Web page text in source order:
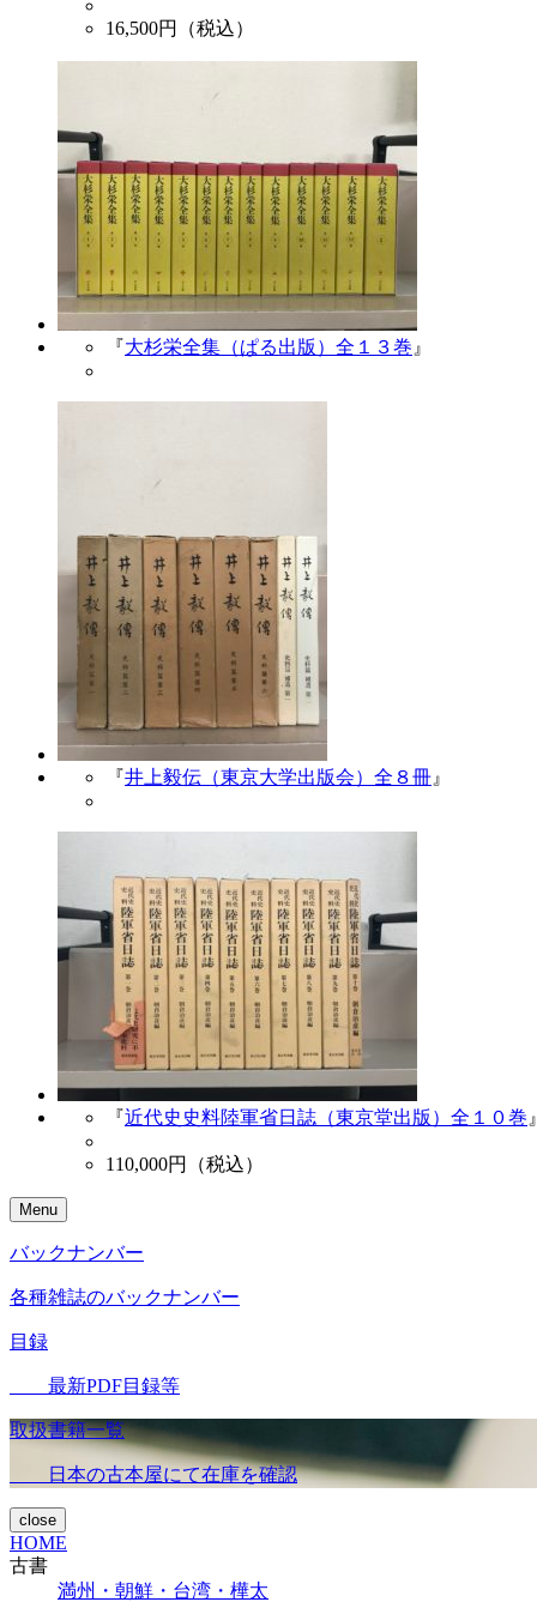
16,500円（税込）
『大杉栄全集（ぱる出版）全１３巻 』
『井上毅伝（東京大学出版会）全８冊 』
『近代史史料陸軍省日誌（東京堂出版）全１０巻
110,000円（税込）
Menu
バックナンバー
各種雑誌のバックナンバー
目録
最新PDF目録等
取扱書籍一覧
日本の古本屋にて在庫を確認
close
HOME
古書
満州・朝鮮・台湾・樺太